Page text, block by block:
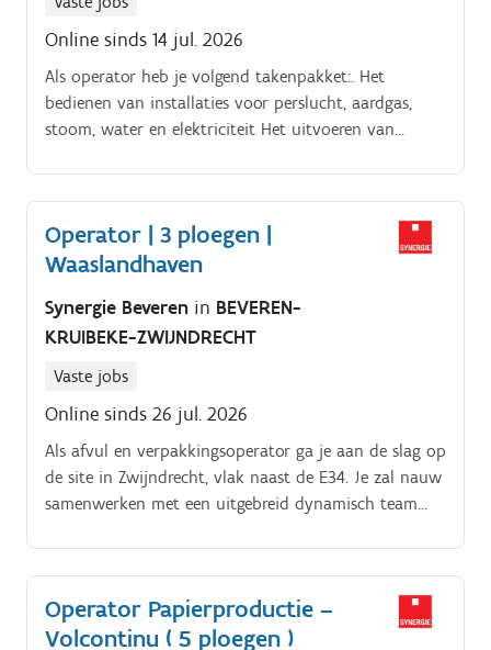
Online sinds 14 jul. 2026
Als operator heb je volgend takenpakket:. Het
bedienen van installaties voor perslucht, aardgas,
stoom, water en elektriciteit Het uitvoeren van
Het analyseren van gegevens en het registreren van
procesinformatie om de efficiëntie te verbeteren Het
veiligstellen van apparatuur voor onderhoudswerken
en het aanbieden van ondersteuning bij uitvoering
Operator | 3 ploegen |
Waaslandhaven
Synergie Beveren in BEVEREN-
KRUIBEKE-ZWIJNDRECHT
Vaste jobs
Online sinds 26 jul. 2026
Als afvul en verpakkingsoperator ga je aan de slag op
de site in Zwijndrecht, vlak naast de E34. Je zal nauw
samenwerken met een uitgebreid dynamisch team
Operator Papierproductie –
Volcontinu ( 5 ploegen )